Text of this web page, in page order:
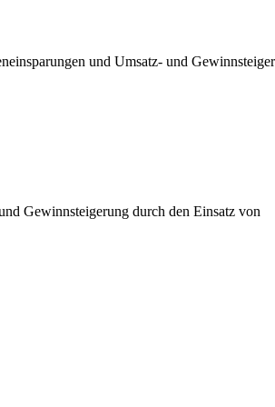
und Umsatz- und
Gewinnsteigerung durch den Einsatz von